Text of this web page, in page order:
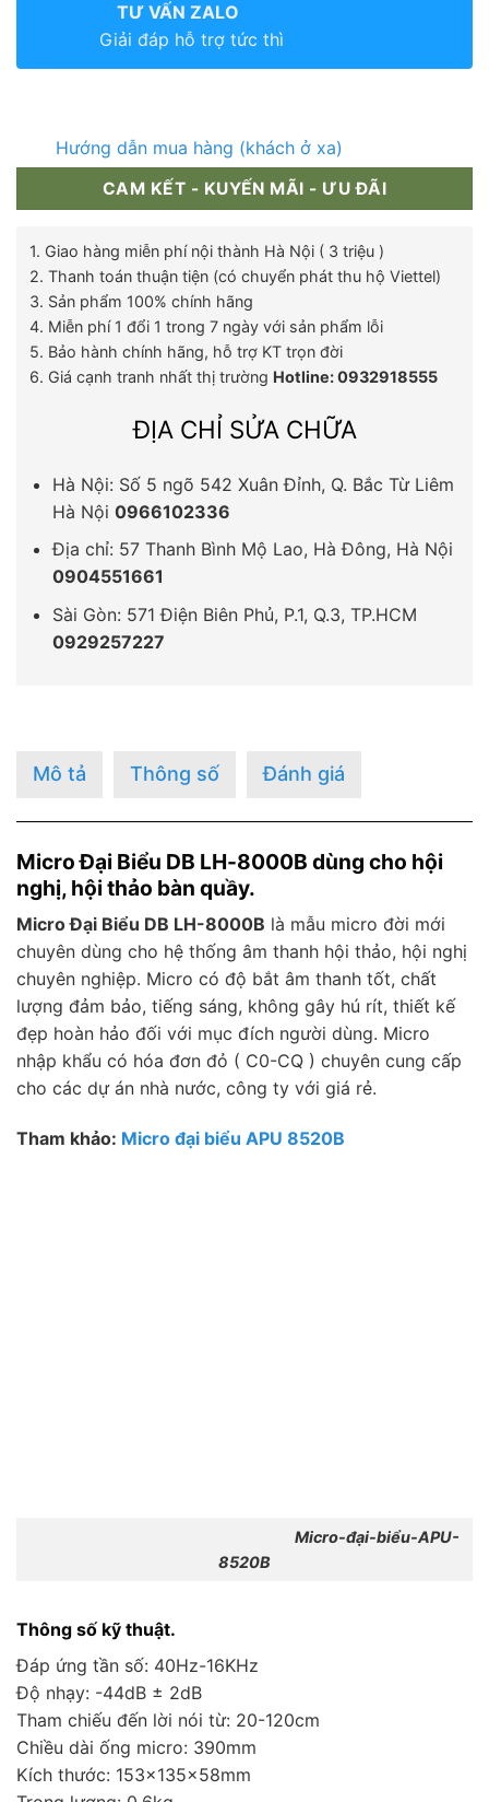
TƯ VẤN ZALO
Giải đáp hỗ trợ tức thì
Hướng dẫn mua hàng (khách ở xa)
CAM KẾT - KUYẾN MÃI - ƯU ĐÃI
1. Giao hàng miễn phí nội thành Hà Nội ( 3 triệu )
2. Thanh toán thuận tiện (có chuyển phát thu hộ Viettel)
3. Sản phẩm 100% chính hãng
4. Miễn phí 1 đổi 1 trong 7 ngày với sản phẩm lỗi
5. Bảo hành chính hãng, hỗ trợ KT trọn đời
6. Giá cạnh tranh nhất thị trường Hotline: 0932918555
ĐỊA CHỈ SỬA CHỮA
Hà Nội: Số 5 ngõ 542 Xuân Đỉnh, Q. Bắc Từ Liêm
Hà Nội 0966102336
Địa chỉ: 57 Thanh Bình Mộ Lao, Hà Đông, Hà Nội
0904551661
Sài Gòn: 571 Điện Biên Phủ, P.1, Q.3, TP.HCM
0929257227
Mô tả Thông số Đánh giá
Micro Đại Biểu DB LH-8000B dùng cho hội
nghị, hội thảo bàn quầy.
Micro Đại Biểu DB LH-8000B là mẫu micro đời mới
chuyên dùng cho hệ thống âm thanh hội thảo, hội nghị
chuyên nghiệp. Micro có độ bắt âm thanh tốt, chất
lượng đảm bảo, tiếng sáng, không gây hú rít, thiết kế
đẹp hoàn hảo đối với mục đích người dùng. Micro
nhập khẩu có hóa đơn đỏ ( C0-CQ ) chuyên cung cấp
cho các dự án nhà nước, công ty với giá rẻ.
Tham khảo: Micro đại biểu APU 8520B
Micro-đại-biểu-APU-
8520B
Thông số kỹ thuật.
Đáp ứng tần số: 40Hz-16KHz
Độ nhạy: -44dB ± 2dB
Tham chiếu đến lời nói từ: 20-120cm
Chiều dài ống micro: 390mm
Kích thước: 153x135x58mm